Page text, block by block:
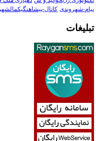
پیام-شهروندی کانال-پیشاهنگیکمالشهر
تبلیغات